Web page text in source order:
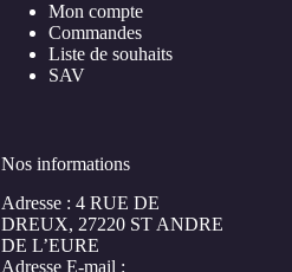
Mon compte
Commandes
Liste de souhaits
SAV
Nos informations
Adresse : 4 RUE DE
DREUX, 27220 ST ANDRE
DE L’EURE
Adresse E-mail :